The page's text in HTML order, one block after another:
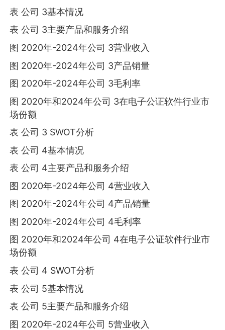
表 公司 3基本情况
表 公司 3主要产品和服务介绍
图 2020年-2024年公司 3营业收入
图 2020年-2024年公司 3产品销量
图 2020年-2024年公司 3毛利率
图 2020年和2024年公司 3在电子公证软件行业市
场份额
表 公司 3 SWOT分析
表 公司 4基本情况
表 公司 4主要产品和服务介绍
图 2020年-2024年公司 4营业收入
图 2020年-2024年公司 4产品销量
图 2020年-2024年公司 4毛利率
图 2020年和2024年公司 4在电子公证软件行业市
场份额
表 公司 4 SWOT分析
表 公司 5基本情况
表 公司 5主要产品和服务介绍
图 2020年-2024年公司 5营业收入